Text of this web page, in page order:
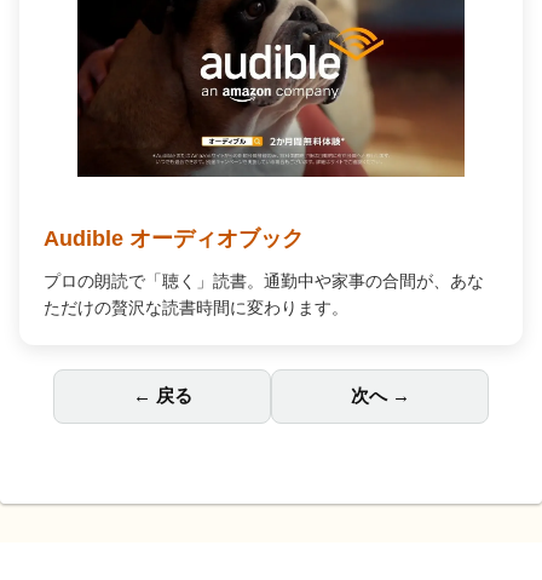
Audible オーディオブック
プロの朗読で「聴く」読書。通勤中や家事の合間が、あな
ただけの贅沢な読書時間に変わります。
← 戻る 次へ →